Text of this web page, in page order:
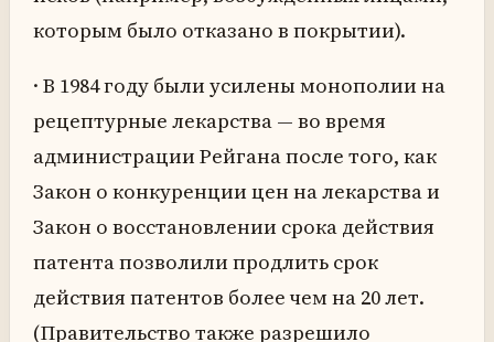
которым было отказано в покрытии).
· В 1984 году были усилены монополии на
рецептурные лекарства — во время
администрации Рейгана после того, как
Закон о конкуренции цен на лекарства и
Закон о восстановлении срока действия
патента позволили продлить срок
действия патентов более чем на 20 лет.
(Правительство также разрешило